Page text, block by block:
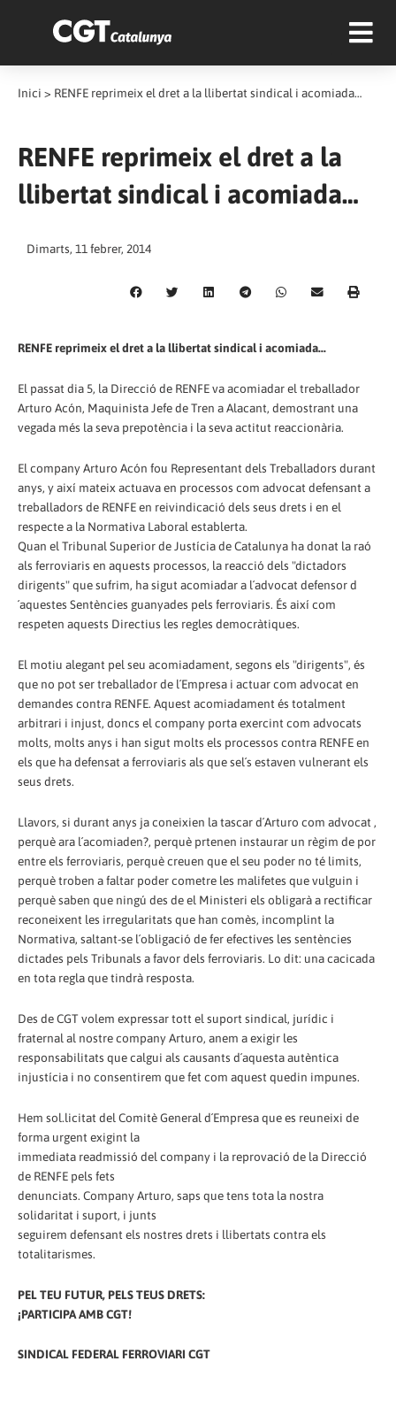
Inici > RENFE reprimeix el dret a la llibertat sindical i acomiada…
RENFE reprimeix el dret a la
llibertat sindical i acomiada…
Dimarts, 11 febrer, 2014
RENFE reprimeix el dret a la llibertat sindical i acomiada...
El passat dia 5, la Direcció de RENFE va acomiadar el treballador
Arturo Acón, Maquinista Jefe de Tren a Alacant, demostrant una
vegada més la seva prepotència i la seva actitut reaccionària.
El company Arturo Acón fou Representant dels Treballadors durant
anys, y així mateix actuava en processos com advocat defensant a
treballadors de RENFE en reivindicació dels seus drets i en el
respecte a la Normativa Laboral establerta.
Quan el Tribunal Superior de Justícia de Catalunya ha donat la raó
als ferroviaris en aquests processos, la reacció dels "dictadors
dirigents" que sufrim, ha sigut acomiadar a l´advocat defensor d
´aquestes Sentències guanyades pels ferroviaris. És així com
respeten aquests Directius les regles democràtiques.
El motiu alegant pel seu acomiadament, segons els "dirigents", és
que no pot ser treballador de l´Empresa i actuar com advocat en
demandes contra RENFE. Aquest acomiadament és totalment
arbitrari i injust, doncs el company porta exercint com advocats
molts, molts anys i han sigut molts els processos contra RENFE en
els que ha defensat a ferroviaris als que sel´s estaven vulnerant els
seus drets.
Llavors, si durant anys ja coneixien la tascar d´Arturo com advocat ,
perquè ara l´acomiaden?, perquè prtenen instaurar un règim de por
entre els ferroviaris, perquè creuen que el seu poder no té limits,
perquè troben a faltar poder cometre les malifetes que vulguin i
perquè saben que ningú des de el Ministeri els obligarà a rectificar
reconeixent les irregularitats que han comès, incomplint la
Normativa, saltant-se l´obligació de fer efectives les sentències
dictades pels Tribunals a favor dels ferroviaris. Lo dit: una cacicada
en tota regla que tindrà resposta.
Des de CGT volem expressar tott el suport sindical, jurídic i
fraternal al nostre company Arturo, anem a exigir les
responsabilitats que calgui als causants d´aquesta autèntica
injustícia i no consentirem que fet com aquest quedin impunes.
Hem sol.licitat del Comitè General d´Empresa que es reuneixi de
forma urgent exigint la
immediata readmissió del company i la reprovació de la Direcció
de RENFE pels fets
denunciats. Company Arturo, saps que tens tota la nostra
solidaritat i suport, i junts
seguirem defensant els nostres drets i llibertats contra els
totalitarismes.
PEL TEU FUTUR, PELS TEUS DRETS:
¡PARTICIPA AMB CGT!
SINDICAL FEDERAL FERROVIARI CGT